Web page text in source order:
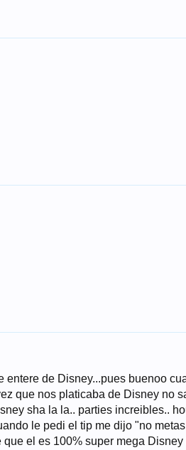
de Disney...pues buenoo
que nos platicaba de Disney no
sha la la.. parties increibles..
le pedi el tip me dijo "no
el es 100% super mega Disney